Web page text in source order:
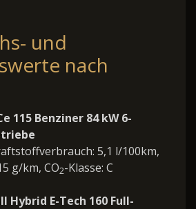
und
nach
115 Benziner 84 kW 6-
5,1 l/100km,
g/km, CO2-Klasse: C
Hybrid E-Tech 160 Full-